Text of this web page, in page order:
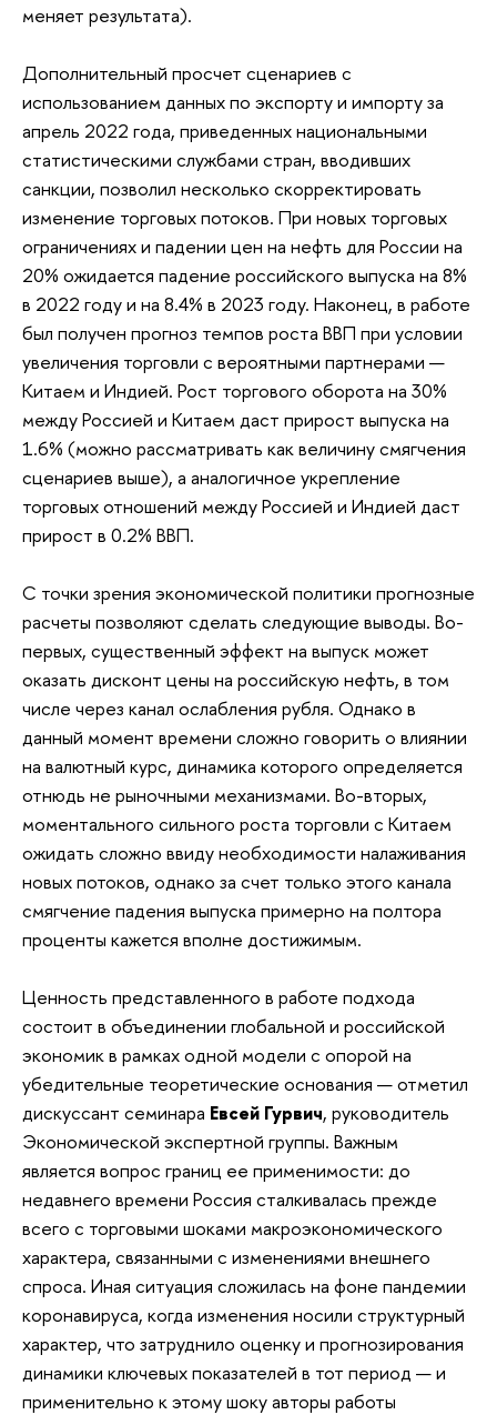
меняет результата).
Дополнительный просчет сценариев с
использованием данных по экспорту и импорту за
апрель 2022 года, приведенных национальными
статистическими службами стран, вводивших
санкции, позволил несколько скорректировать
изменение торговых потоков. При новых торговых
ограничениях и падении цен на нефть для России на
20% ожидается падение российского выпуска на 8%
в 2022 году и на 8.4% в 2023 году. Наконец, в работе
был получен прогноз темпов роста ВВП при условии
увеличения торговли с вероятными партнерами —
Китаем и Индией. Рост торгового оборота на 30%
между Россией и Китаем даст прирост выпуска на
1.6% (можно рассматривать как величину смягчения
сценариев выше), а аналогичное укрепление
торговых отношений между Россией и Индией даст
прирост в 0.2% ВВП.
С точки зрения экономической политики прогнозные
расчеты позволяют сделать следующие выводы. Во-
первых, существенный эффект на выпуск может
оказать дисконт цены на российскую нефть, в том
числе через канал ослабления рубля. Однако в
данный момент времени сложно говорить о влиянии
на валютный курс, динамика которого определяется
отнюдь не рыночными механизмами. Во-вторых,
моментального сильного роста торговли с Китаем
ожидать сложно ввиду необходимости налаживания
новых потоков, однако за счет только этого канала
смягчение падения выпуска примерно на полтора
проценты кажется вполне достижимым.
Ценность представленного в работе подхода
состоит в объединении глобальной и российской
экономик в рамках одной модели с опорой на
убедительные теоретические основания — отметил
дискуссант семинара Евсей Гурвич, руководитель
Экономической экспертной группы. Важным
является вопрос границ ее применимости: до
недавнего времени Россия сталкивалась прежде
всего с торговыми шоками макроэкономического
характера, связанными с изменениями внешнего
спроса. Иная ситуация сложилась на фоне пандемии
коронавируса, когда изменения носили структурный
характер, что затруднило оценку и прогнозирования
динамики ключевых показателей в тот период — и
применительно к этому шоку авторы работы